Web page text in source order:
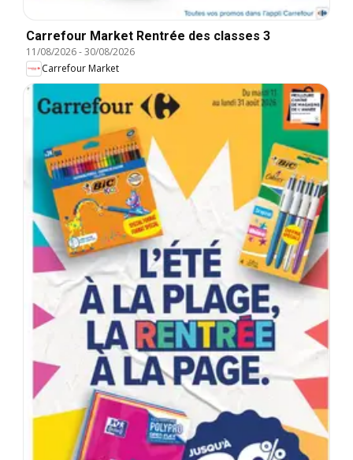
Carrefour Market Rentrée des classes 3
11/08/2026-30/08/2026
Carrefour Market